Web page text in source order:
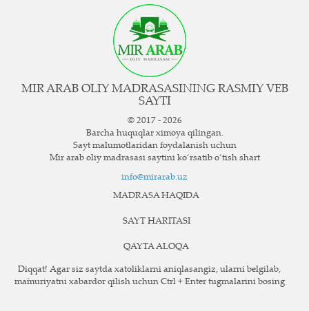
MIR ARAB OLIY MADRASASINING RASMIY VEB
SAYTI
© 2017 - 2026
Barcha huquqlar ximoya qilingan.
Sayt ma`lumotlaridan foydalanish uchun
Mir arab oliy madrasasi saytini ko‘rsatib o‘tish shart
info@mirarab.uz
MADRASA HAQIDA
SAYT HARITASI
QAYTA ALOQA
Diqqat! Agar siz saytda xatoliklarni aniqlasangiz, ularni belgilab,
ma`muriyatni xabardor qilish uchun Ctrl + Enter tugmalarini bosing